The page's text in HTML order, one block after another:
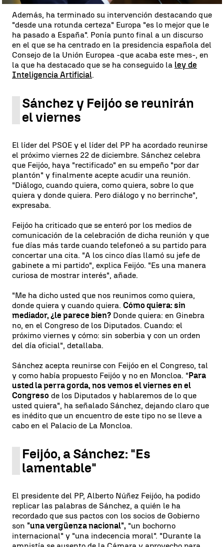
Además, ha terminado su intervención destacando que
"desde una rotunda certeza" Europa "es lo mejor que le
ha pasado a España". Ponía punto final a un discurso
en el que se ha centrado en la presidencia española del
Consejo de la Unión Europea -que acaba este mes-, en
la que ha destacado que se ha conseguido la ley de
Inteligencia Artificial.
Sánchez y Feijóo se reunirán
el viernes
El líder del PSOE y el líder del PP ha acordado reunirse
el próximo viernes 22 de diciembre. Sánchez celebra
que Feijóo, haya "rectificado" en su empeño "por dar
plantón" y finalmente acepte acudir una reunión.
"Diálogo, cuando quiera, como quiera, sobre lo que
quiera y donde quiera. Pero diálogo y no berrinche",
expresaba.
Feijóo ha criticado que se enteró por los medios de
comunicación de la celebración de dicha reunión y que
fue días más tarde cuando telefoneó a su partido para
concertar una cita. "A los cinco días llamó su jefe de
gabinete a mi partido", explica Feijóo. "Es una manera
curiosa de mostrar interés", añade.
"Me ha dicho usted que nos reunimos como quiera,
donde quiera y cuando quiera. Cómo quiera: sin
mediador, ¿le parece bien? Donde quiera: en Ginebra
no, en el Congreso de los Diputados. Cuando: el
próximo viernes y cómo: sin soberbia y con un orden
del día oficial", detallaba.
Sánchez acepta reunirse con Feijóo en el Congreso, tal
y como había propuesto Feijóo y no en Moncloa. "Para
usted la perra gorda, nos vemos el viernes en el
Congreso de los Diputados y hablaremos de lo que
usted quiera", ha señalado Sánchez, dejando claro que
es inédito que un encuentro de este tipo no se lleve a
cabo en el Palacio de La Moncloa.
Feijóo, a Sánchez: "Es
lamentable"
El presidente del PP, Alberto Núñez Feijóo, ha podido
replicar las palabras de Sánchez, a quién le ha
recordado que sus pactos con los socios de Gobierno
son "una vergüenza nacional", "un bochorno
internacional" y "una indecencia moral". "Durante la